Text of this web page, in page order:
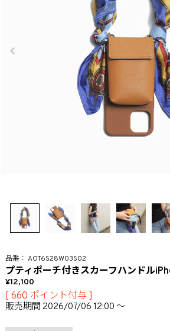
AOT6S28W03S02
プティポーチ付きスカーフハンドル
12,100
[ 660 ポイント付与 ]
販売期間 2026/07/06 12:00 〜